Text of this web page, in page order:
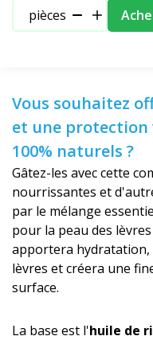
pièces
Vous souhaitez
et une
100% naturels ?
Gâtez-les avec cette
nourrissantes et
par le mélange
pour la peau des lèvres
apportera
lèvres et créera une
surface.
La base est l'huile de